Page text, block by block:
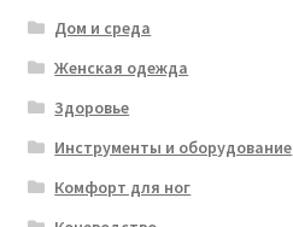
Дом и среда
Женская одежда
Здоровье
Инструменты и оборудование
Комфорт для ног